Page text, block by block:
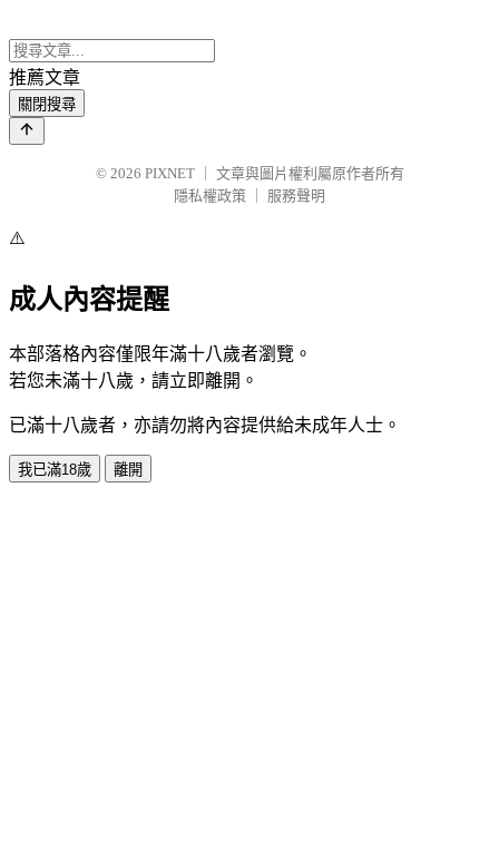
推薦文章
關閉搜尋
© 2026 PIXNET
文章與圖片權利屬原作者所有
隱私權政策
服務聲明
⚠️
成人內容提醒
本部落格內容僅限年滿十八歲者瀏覽。
若您未滿十八歲，請立即離開。
已滿十八歲者，亦請勿將內容提供給未成年人士。
我已滿18歲 離開